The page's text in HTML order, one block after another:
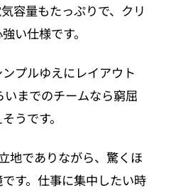
容量もたっぷりで、クリ
い仕様です。
プルゆえにレイアウト
までのチームなら窮屈
うです。
地でありながら、驚くほ
す。仕事に集中したい時